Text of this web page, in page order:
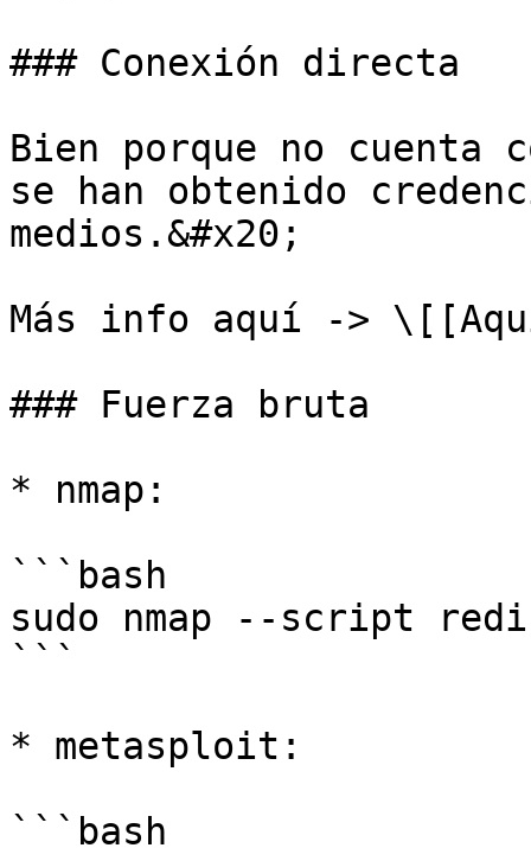
### Conexión directa
Bien porque no cuenta
se han obtenido
medios.&#x20;
Más info aquí ->
### Fuerza bruta
* nmap:
```bash
sudo nmap --script
```
* metasploit:
```bash